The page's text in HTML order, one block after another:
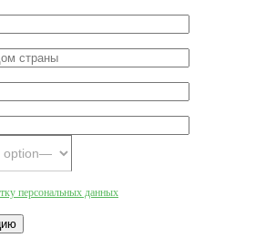
персональных данных